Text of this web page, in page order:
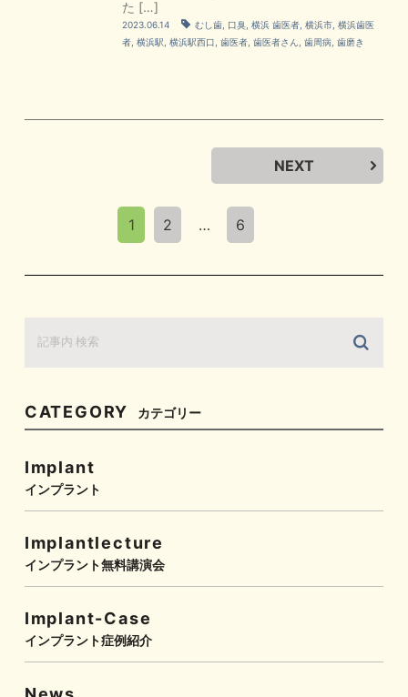
た […]
2023.06.14 むし歯 口臭 ,横浜 歯医者 ,横浜市 ,横浜歯医
者 ,横浜駅 ,横浜駅西口 ,歯医者 ,歯医者さん ,歯周病 ,歯磨き
1 2 … 6
NEXT
CATEGORY カテゴリー
Implant
インプラント
Implantlecture
インプラント無料講演会
Implant-Case
インプラント症例紹介